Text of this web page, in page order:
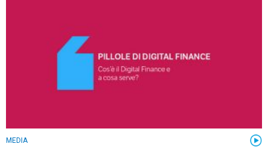
MEDIA